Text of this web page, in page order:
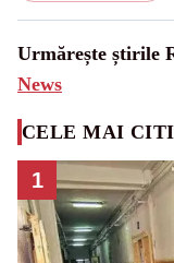
Urmărește știrile
News
CELE MAI
1